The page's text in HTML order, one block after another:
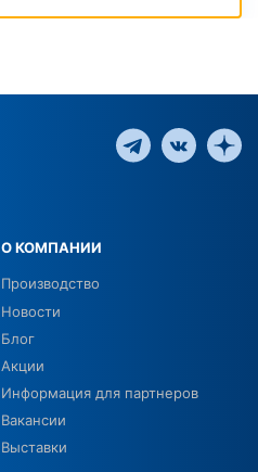
О КОМПАНИИ
Производство
Новости
Блог
Акции
Информация для партнеров
Вакансии
Выставки